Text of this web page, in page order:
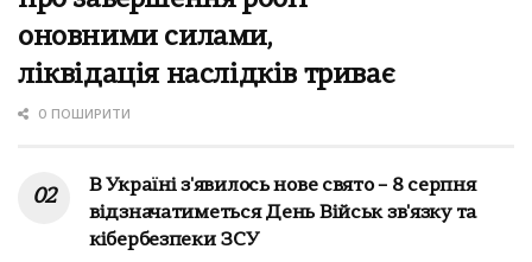
оновними силами,
ліквідація наслідків триває
0 ПОШИРИТИ
В Україні з'явилось нове свято – 8 серпня
відзначатиметься День Військ зв'язку та
кібербезпеки ЗСУ